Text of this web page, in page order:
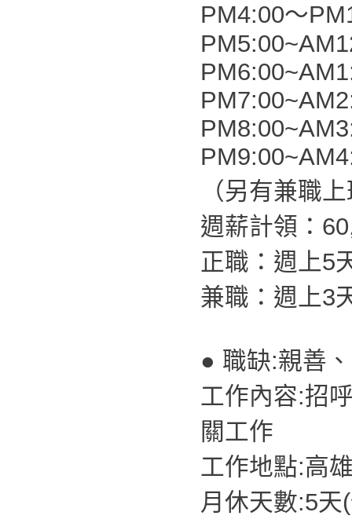
PM4:00～
（另有兼職
週薪計領：
正職：週上5
兼職：週上3
● 職缺:親善
工作內容:招
關工作
工作地點:高
月休天數:5天